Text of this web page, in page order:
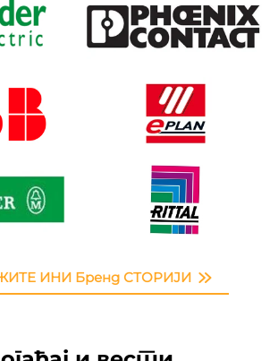
ИНИ Бренд СТОРИЈИ